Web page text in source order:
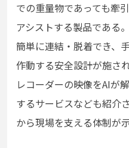
での重量物であっても牽
アシストする製品である
簡単に連結・脱着でき、
作動する安全設計が施さ
レコーダーの映像をAIが
するサービスなども紹介
から現場を支える体制が